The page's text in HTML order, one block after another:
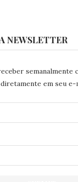
NEWSLETTER
semanalmente
em seu e-